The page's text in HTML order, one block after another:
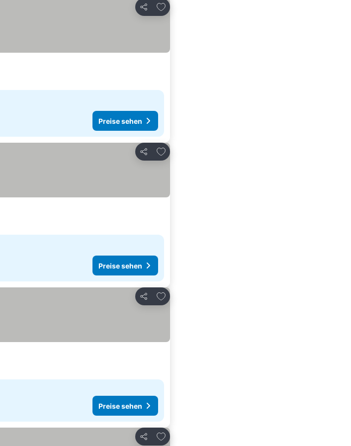
Teilen
Zu Favoriten hinzufügen
Preise sehen
Teilen
Zu Favoriten hinzufügen
Preise sehen
Teilen
Zu Favoriten hinzufügen
Preise sehen
Teilen
Zu Favoriten hinzufügen